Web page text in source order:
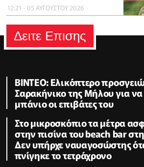
12:21 - 05 ΑΥΓΟΥΣΤΟΥ 2026
Δειτε Επισης
BINTEO: Ελικόπτερο
Σαρακήνικο της Μήλου για
μπάνιο οι επιβάτες του
Στο μικροσκόπιο τα μέτρα
στην πισίνα του beach bar
Δεν υπήρχε ναυαγοσώστης
πνίγηκε το τετράχρονο